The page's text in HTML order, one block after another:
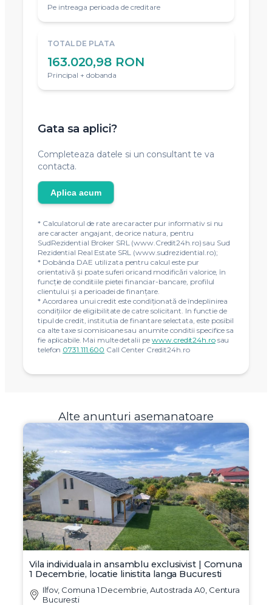
Pe intreaga perioada de creditare
TOTAL DE PLATA
163.020,98 RON
Principal + dobanda
Gata sa aplici?
Completeaza datele si un consultant te va
contacta.
Aplica acum
* Calculatorul de rate are caracter pur informativ si nu
are caracter angajant, de orice natura, pentru
SudRezidential Broker SRL (www.Credit24h.ro) sau Sud
Rezidential Real Estate SRL (www.sudrezidential.ro);
* Dobânda DAE utilizata pentru calcul este pur
orientativă și poate suferi oricand modificări valorice, în
funcție de conditiile pietei financiar-bancare, profilul
clientului și a perioadei de finanțare.
* Acordarea unui credit este condiţionată de îndeplinirea
condiţiilor de eligibilitate de catre solicitant. In functie de
tipul de credit, institutia de finantare selectata, este posibil
ca alte taxe si comisioane sau anumite conditii specifice sa
fie aplicabile. Mai multe detalii pewww.credit24h.rosau
telefon 0731.111.600 Call Center Credit24h.ro
Alte anunturi asemanatoare
Vila individuala in ansamblu exclusivist | Comuna
1 Decembrie, locatie linistita langa Bucuresti
Ilfov, Comuna 1 Decembrie, Autostrada A0, Centura
Bucuresti